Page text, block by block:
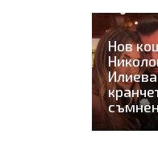
Нов